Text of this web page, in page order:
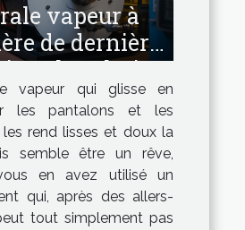
vapeur à
de dernière
: la solution
idéale !
vapeur qui glisse en
les pantalons et les
rend lisses et doux la
semble être un rêve,
en avez utilisé un
qui, après des allers-
tout simplement pas